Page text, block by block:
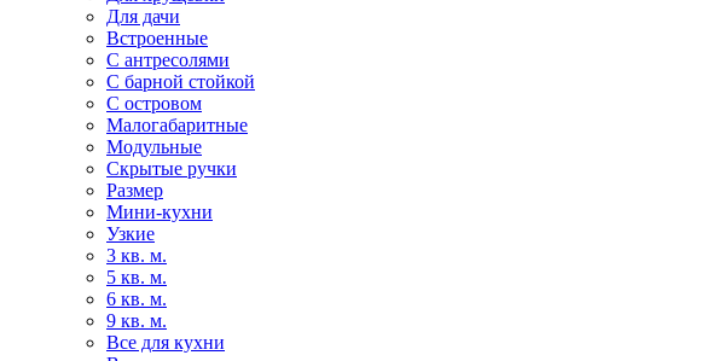
Для дачи
Встроенные
С антресолями
С барной стойкой
С островом
Малогабаритные
Модульные
Скрытые ручки
Размер
Мини-кухни
Узкие
3 кв. м.
5 кв. м.
6 кв. м.
9 кв. м.
Все для кухни